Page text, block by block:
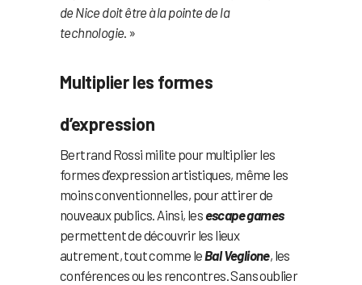
de Nice doit être à la pointe de la
technologie . »
Multiplier les formes
d’expression
Bertrand Rossi milite pour multiplier les
formes d’expression artistiques, même les
moins conventionnelles, pour attirer de
nouveaux publics. Ainsi, lesescape games
permettent de découvrir les lieux
autrement, tout comme le Bal Veglione, les
conférences ou les rencontres. Sans oublier